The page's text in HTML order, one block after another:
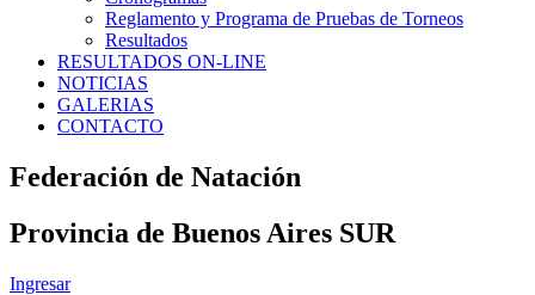
Reglamento y Programa de Pruebas de Torneos
Resultados
RESULTADOS ON-LINE
NOTICIAS
GALERIAS
CONTACTO
Federación de Natación
Provincia de Buenos Aires SUR
Ingresar